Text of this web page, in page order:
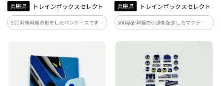
兵庫県 トレインボックスセレクト
500系新幹線の形をしたペンケースです。
柔らかPVC素材。 車両連結部分までチャ
兵庫県 トレインボックスセレクト
500系新幹線の引退を記念したマフラータ
オルです。